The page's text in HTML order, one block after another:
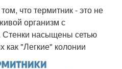
что термитник - это не
организм с
Стенки насыщены сетью
"Легкие" колонии